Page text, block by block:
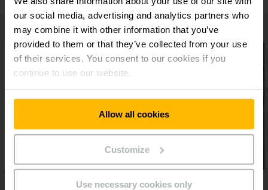
our social media, advertising and analytics partners who
may combine it with other information that you’ve
provided to them or that they’ve collected from your use
of their services. You consent to our cookies if you
continue to use our website.
Allow all cookies
Customize
Use necessary cookies only